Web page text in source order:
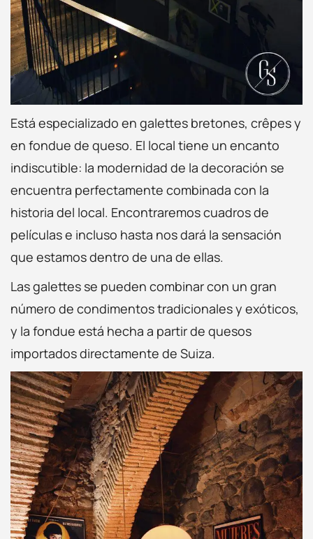
Está especializado en galettes bretones, crêpes y
en fondue de queso. El local tiene un encanto
indiscutible: la modernidad de la decoración se
encuentra perfectamente combinada con la
historia del local. Encontraremos cuadros de
películas e incluso hasta nos dará la sensación
que estamos dentro de una de ellas.
Las galettes se pueden combinar con un gran
número de condimentos tradicionales y exóticos,
y la fondue está hecha a partir de quesos
importados directamente de Suiza.